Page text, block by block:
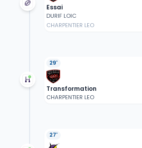
Essai
DURIF LOIC
CHARPENTIER LEO
29'
Transformation
CHARPENTIER LEO
27'